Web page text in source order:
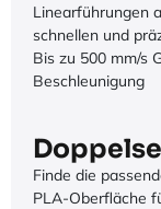
Linearführungen
schnellen und
Bis zu 500 mm/s
Beschleunigung
Finde die
PLA-Oberfläche